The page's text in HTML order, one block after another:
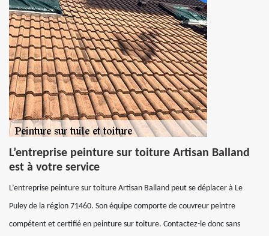
L’entreprise peinture sur toiture Artisan Balland
est à votre service
L’entreprise peinture sur toiture Artisan Balland peut se déplacer à Le
Puley de la région 71460. Son équipe comporte de couvreur peintre
compétent et certifié en peinture sur toiture. Contactez-le donc sans